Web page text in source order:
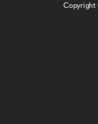
Copyright